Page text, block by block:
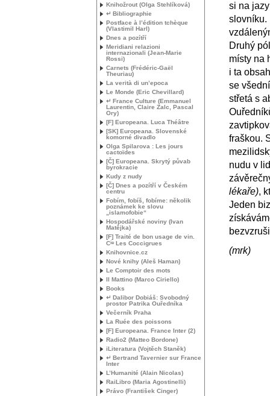
si na
slovníku.
Druhý
místy na
i ta
se
střetá s
fraškou.
nudu v
lékaře),
Jeden
(mrk)
Knihožrout (Olga Stehlíková)
↵ Bibliographie
Postface à l’édition tchèque
(Vlastimil Harl)
Dnes a pozítří
Meridiani relazioni
internazionali (Jean-Marie
Rossi)
Carnets (Frédéric-Gaël
Theuriau)
La verità di un’epoca
Le Monde (Eric Chevillard)
↵ France Culture (Emmanuel
Laurentin, Claire Zalc, Pascal
Ory)
[F] Europeana. Luca Théâtre
[SK] Europeana. Slovenské
komorné divadlo
Olga Spilarova : Les jours
cactoïdes
[Č] Europeana. Skrytý půvab
byrokracie
Kudy z nudy
[Č] Dnes a pozítří v Českém
centru
Fobím, fobíš, fobíme: několik
poznámek ke slovu
„islamofobie“
Hospodářské noviny (Ivan
Matějka)
[F] Traité de bon usage de vin.
Cie Les Coccigrues
Knihovnice.cz
Nové knihy (Aleš Haman)
Le Comptoir des mots
Il Mattino (Marco Ciriello)
Books
↵ Dalibor Dobiáš: Svobodný
prostor Patrika Ouředníka
Večerník Praha
La Ruée des poissons
[F] Europeana. France Inter (2)
Radio2 (Matteo Bordone)
iLiteratura (Vojtěch Staněk)
↵ Bertrand Tavernier sur France
Inter
L’Humanité (Alain Nicolas)
RaiLibro (Maria Agostinelli)
Právo (František Cinger)